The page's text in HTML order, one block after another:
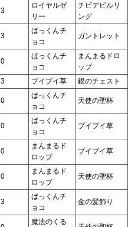
3
ロイヤルゼ
リー
チビデビルリ
ング
3
ぱっくんチ
ョコ
ガントレット
0
ぱっくんチ
ョコ
まんまるドロ
ップ
3 プイプイ草 銀のチェスト
0
ぱっくんチ
ョコ
天使の聖杯
0
ぱっくんチ
ョコ
プイプイ草
0
まんまるド
ロップ
プイプイ草
0
まんまるド
ロップ
天使の聖杯
3
ぱっくんチ
ョコ
金の髪飾り
魔法のくる